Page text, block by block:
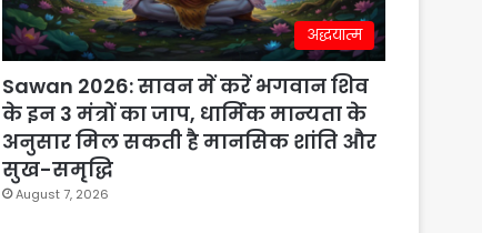
अद्धयात्म
Sawan 2026: सावन में करें भगवान शिव
के इन 3 मंत्रों का जाप, धार्मिक मान्यता के
अनुसार मिल सकती है मानसिक शांति और
सुख-समृद्धि
August 7, 2026